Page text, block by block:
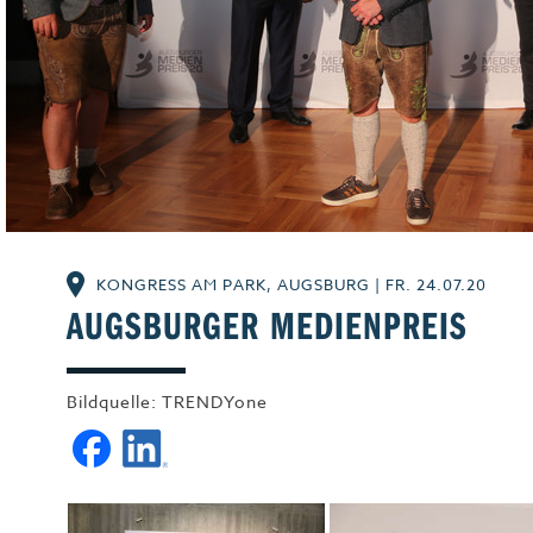
Leben & Wohnen
Freizeit
Beruf & Karriere
Genuss
KONGRESS AM PARK, AUGSBURG | FR. 24.07.20
AUGSBURGER MEDIENPREIS
Bildquelle: TRENDYone